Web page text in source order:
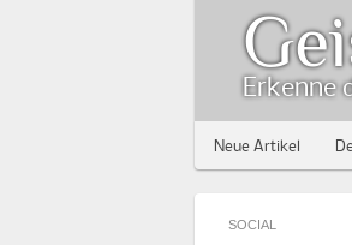
Neue Artikel
Erkenne
SOCIAL